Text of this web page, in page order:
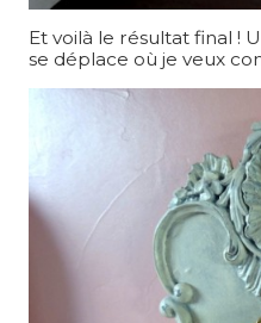
Et voilà le résultat final !
se déplace où je veux